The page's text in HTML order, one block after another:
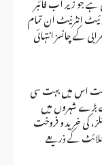
انٹرنیٹ ان تمام
کے چانسز انتہائی
نسبت اس میں بہت سی
بڑے شہروں میں
کی خرید و فروخت
کے ذریعے